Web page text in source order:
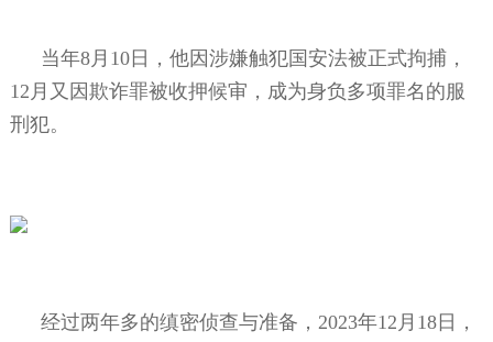
当年8月 10日，他因涉嫌触犯国安法被正式拘捕，
12 月又因欺诈罪被收押候审，成为身负多项罪名的服
刑犯。
经过两年多的缜密侦查与准备， 2023年12 月 18日，